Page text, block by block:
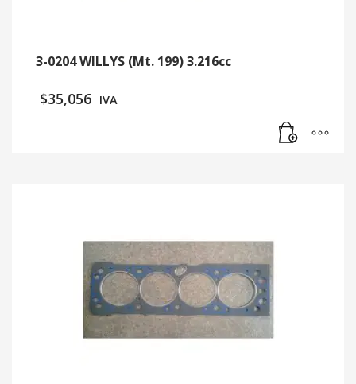
3-0204 WILLYS (Mt. 199) 3.216cc
$35,056 IVA